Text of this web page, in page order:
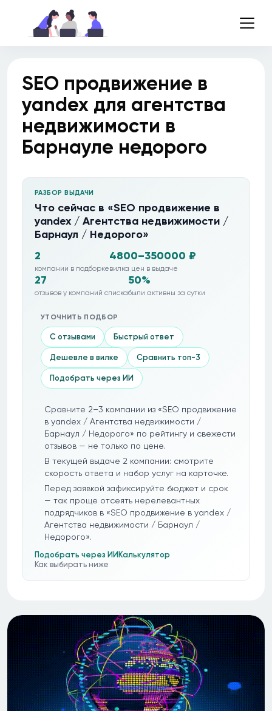
SEO продвижение в
yandex для агентства
недвижимости в
Барнауле недорого
РАЗБОР ВЫДАЧИ
Что сейчас в «SEO продвижение в
yandex / Агентства недвижимости /
Барнаул / Недорого»
2
компании в подборке
4800–350000 ₽
вилка цен в выдаче
27
отзывов у компаний списка
50%
были активны за сутки
УТОЧНИТЬ ПОДБОР
С отзывами Быстрый ответ
Дешевле в вилке Сравнить топ-3
Подобрать через ИИ
Сравните 2–3 компании из «SEO продвижение
в yandex / Агентства недвижимости /
Барнаул / Недорого» по рейтингу и свежести
отзывов — не только по цене.
В текущей выдаче 2 компании: смотрите
скорость ответа и набор услуг на карточке.
Перед заявкой зафиксируйте бюджет и срок
— так проще отсеять нерелевантных
подрядчиков в «SEO продвижение в yandex /
Агентства недвижимости / Барнаул /
Недорого».
Подобрать через ИИ Калькулятор
Как выбирать ниже